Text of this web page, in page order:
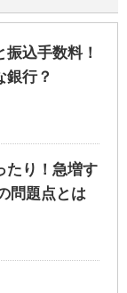
込手数料！
銀行？
たり！急増す
問題点とは